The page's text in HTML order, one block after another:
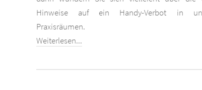
Hinweise auf ein Handy-Verbot in
Praxisräumen.
Weiterlesen...